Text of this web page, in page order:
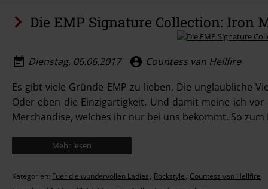
Die EMP Signature Collection: Iron
Dienstag, 06.06.2017
Countess van Hellfire
Es gibt viele Gründe EMP zu lieben. Die unglaubliche
Oder eben die Einzigartigkeit. Und damit meine ich
Merchandise, welches ihr nur bei uns bekommt. So
Mehr lesen
Kategorien: Fuer die wundervollen Ladies Rockstyle Countess van Hellfire